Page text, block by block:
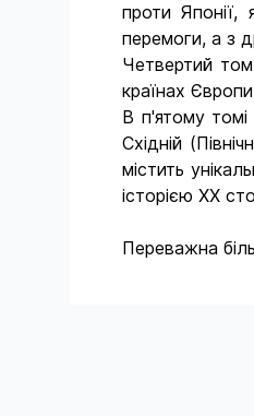
проти Японії,
перемоги, а з
Четвертий
країнах
В п'ятому
Східній
містить
історією ХХ
Переважна